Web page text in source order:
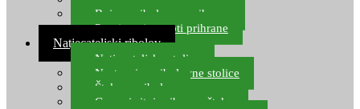
Boje za ribolovnu prihranu
Provjereni recepti prihrane
Natjecateljski ribolov
Natjecateljske stolice
Nastavci za ribolovne stolice
Šteke za ribolov
Gume i sitni pribor za šteku